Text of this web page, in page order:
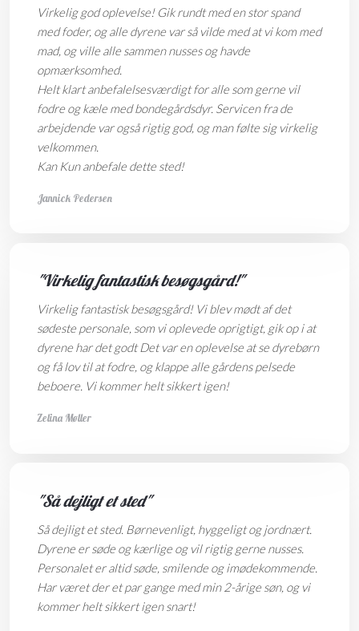
Virkelig god oplevelse! Gik rundt med en stor spand
med foder, og alle dyrene var så vilde med at vi kom med
mad, og ville alle sammen nusses og havde
opmærksomhed.
Helt klart anbefalelsesværdigt for alle som gerne vil
fodre og kæle med bondegårdsdyr. Servicen fra de
arbejdende var også rigtig god, og man følte sig virkelig
velkommen.
Kan Kun anbefale dette sted!
Jannick Pedersen
"Virkelig fantastisk besøgsgård!"
Virkelig fantastisk besøgsgård! Vi blev mødt af det
sødeste personale, som vi oplevede oprigtigt, gik op i at
dyrene har det godt Det var en oplevelse at se dyrebørn
og få lov til at fodre, og klappe alle gårdens pelsede
beboere. Vi kommer helt sikkert igen!
Zelina Møller
"Så dejligt et sted"
Så dejligt et sted. Børnevenligt, hyggeligt og jordnært.
Dyrene er søde og kærlige og vil rigtig gerne nusses.
Personalet er altid søde, smilende og imødekommende.
Har været der et par gange med min 2-årige søn, og vi
kommer helt sikkert igen snart!